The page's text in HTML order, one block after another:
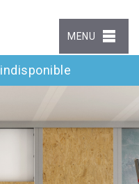
MENU
indisponible